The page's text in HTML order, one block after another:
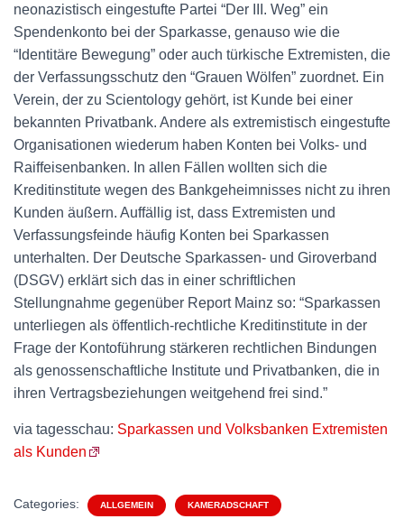
neonazistisch eingestufte Partei “Der III. Weg” ein
Spendenkonto bei der Sparkasse, genauso wie die
“Identitäre Bewegung” oder auch türkische Extremisten, die
der Verfassungsschutz den “Grauen Wölfen” zuordnet. Ein
Verein, der zu Scientology gehört, ist Kunde bei einer
bekannten Privatbank. Andere als extremistisch eingestufte
Organisationen wiederum haben Konten bei Volks- und
Raiffeisenbanken. In allen Fällen wollten sich die
Kreditinstitute wegen des Bankgeheimnisses nicht zu ihren
Kunden äußern. Auffällig ist, dass Extremisten und
Verfassungsfeinde häufig Konten bei Sparkassen
unterhalten. Der Deutsche Sparkassen- und Giroverband
(DSGV) erklärt sich das in einer schriftlichen
Stellungnahme gegenüber Report Mainz so: “Sparkassen
unterliegen als öffentlich-rechtliche Kreditinstitute in der
Frage der Kontoführung stärkeren rechtlichen Bindungen
als genossenschaftliche Institute und Privatbanken, die in
ihren Vertragsbeziehungen weitgehend frei sind.”
via tagesschau: Sparkassen und Volksbanken Extremisten
als Kunden
Categories: ALLGEMEIN KAMERADSCHAFT